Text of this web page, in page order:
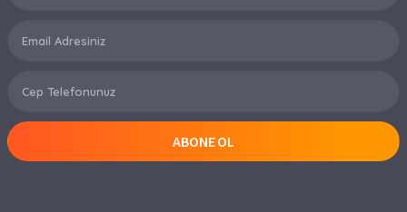
ABONE OL